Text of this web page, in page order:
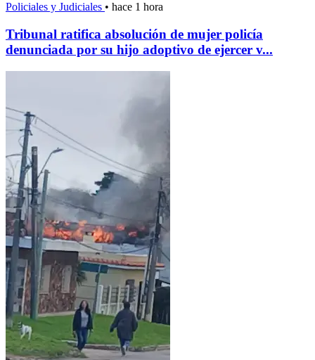
Policiales y Judiciales • hace 1 hora
Tribunal ratifica absolución de mujer policía
denunciada por su hijo adoptivo de ejercer v...